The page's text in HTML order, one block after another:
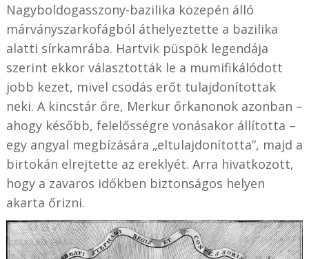
Nagyboldogasszony-bazilika közepén álló
márványszarkofágból áthelyeztette a bazilika
alatti sírkamrába. Hartvik püspök legendája
szerint ekkor választották le a mumifikálódott
jobb kezet, mivel csodás erőt tulajdonítottak
neki. A kincstár őre, Merkur őrkanonok azonban –
ahogy később, felelősségre vonásakor állította –
egy angyal megbízására „eltulajdonította”, majd a
birtokán elrejtette az ereklyét. Arra hivatkozott,
hogy a zavaros időkben biztonságos helyen
akarta őrizni.